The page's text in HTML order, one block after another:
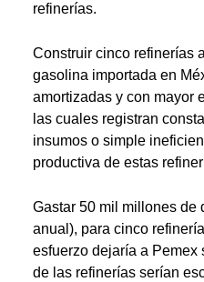
refinerías.
Construir cinco refinerías
gasolina importada en
amortizadas y con mayor
las cuales registran
insumos o simple
productiva de estas
Gastar 50 mil millones de
anual), para cinco
esfuerzo dejaría a Pemex
de las refinerías serían